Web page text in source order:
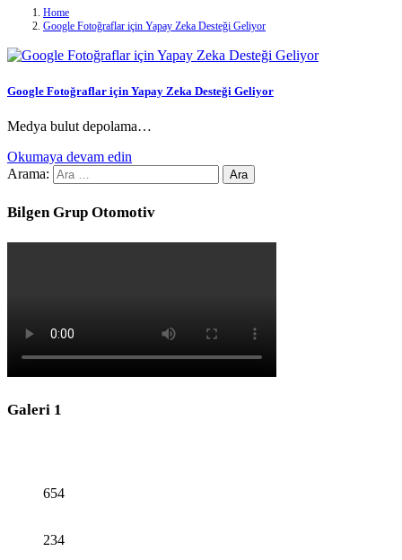
Home
Google Fotoğraflar için Yapay Zeka Desteği Geliyor
Google Fotoğraflar için Yapay Zeka Desteği Geliyor
Medya bulut depolama…
Okumaya devam edin
Arama:
Bilgen Grup Otomotiv
Galeri 1
654
234